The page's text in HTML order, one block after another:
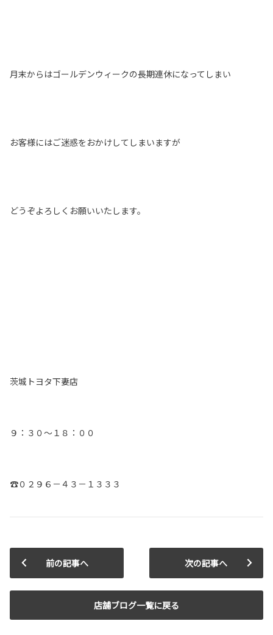
月末からはゴールデンウィークの長期連休になってしまい
お客様にはご迷惑をおかけしてしまいますが
どうぞよろしくお願いいたします。
茨城トヨタ下妻店
９：３０～１８：００
☎０２９６－４３－１３３３
前の記事へ
店舗ブログ一覧に戻る
次の記事へ